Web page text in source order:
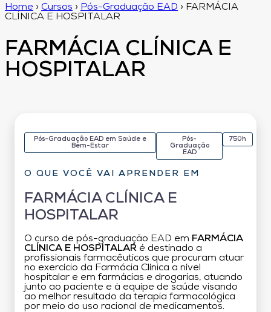
Home › Cursos › Pós-Graduação EAD › FARMÁCIA
CLÍNICA E HOSPITALAR
FARMÁCIA CLÍNICA E
HOSPITALAR
Pós-Graduação EAD em Saúde e
Bem-Estar
Pós-
Graduação
EAD
750h
O QUE VOCÊ VAI APRENDER EM
FARMÁCIA CLÍNICA E
HOSPITALAR
O curso de pós-graduação EAD em FARMÁCIA
CLÍNICA E HOSPITALAR é destinado a
profissionais farmacêuticos que procuram atuar
no exercício da Farmácia Clínica a nível
hospitalar e em farmácias e drogarias, atuando
junto ao paciente e à equipe de saúde visando
ao melhor resultado da terapia farmacológica
por meio do uso racional de medicamentos.